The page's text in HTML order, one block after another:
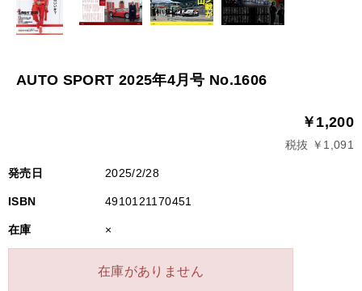
AUTO SPORT 2025年4月号 No.1606
￥1,200
税抜 ￥1,091
発売日 2025/2/28
ISBN 4910121170451
在庫 ×
在庫がありません